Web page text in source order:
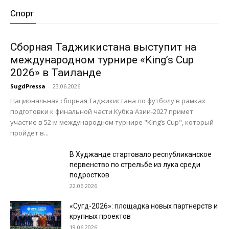
Спорт
Сборная Таджикистана выступит на
международном турнире «King’s Cup
2026» в Таиланде
SugdPressa - 23.06.2026
Национальная сборная Таджикистана по футболу в рамках
подготовки к финальной части Кубка Азии-2027 примет
участие в 52-м международном турнире "King’s Cup", который
пройдет в...
В Худжанде стартовало республиканское
первенство по стрельбе из лука среди
подростков
22.06.2026
«Сугд-2026»: площадка новых партнерств и
крупных проектов
19.06.2026